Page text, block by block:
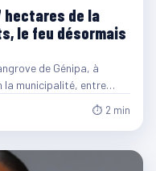
hectares de la
le feu désormais
de Génipa, à
la municipalité, entre…
⏱ 2 min